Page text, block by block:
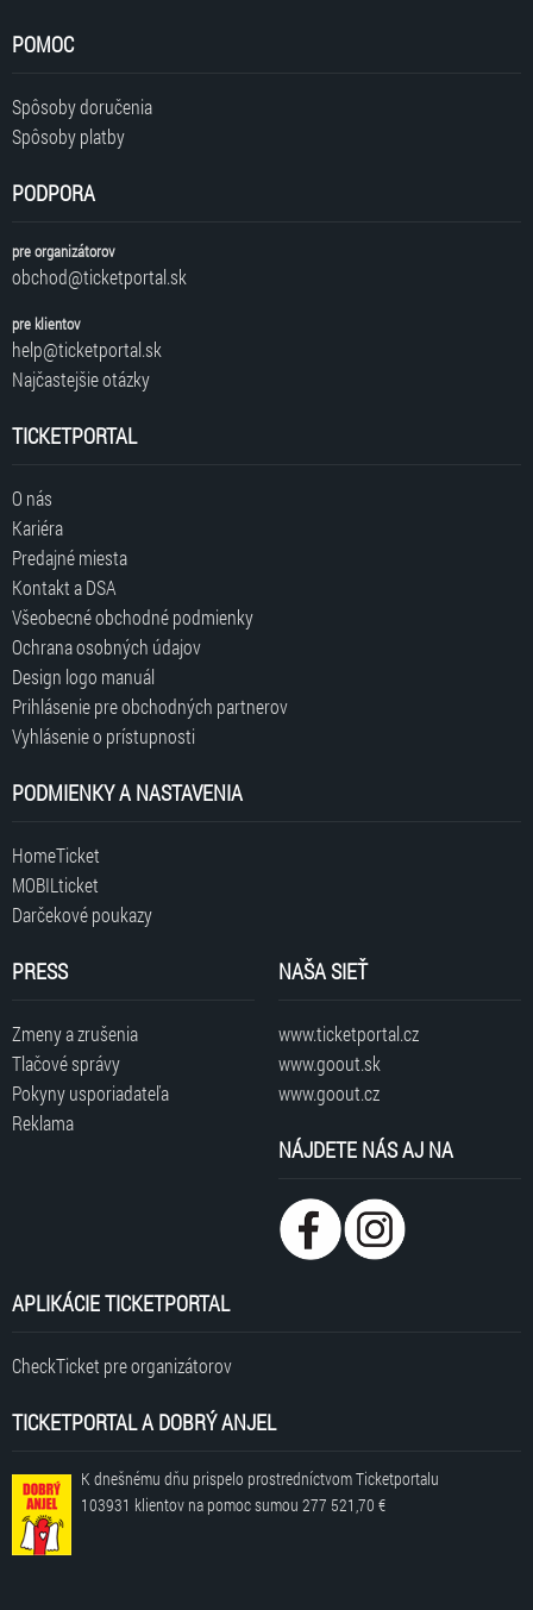
POMOC
Spôsoby doručenia
Spôsoby platby
PODPORA
pre organizátorov
obchod@ticketportal.sk
pre klientov
help@ticketportal.sk
Najčastejšie otázky
TICKETPORTAL
O nás
Kariéra
Predajné miesta
Kontakt a DSA
Všeobecné obchodné podmienky
Ochrana osobných údajov
Design logo manuál
Prihlásenie pre obchodných partnerov
Vyhlásenie o prístupnosti
PODMIENKY A NASTAVENIA
HomeTicket
MOBILticket
Darčekové poukazy
PRESS
Zmeny a zrušenia
Tlačové správy
Pokyny usporiadateľa
Reklama
NAŠA SIEŤ
www.ticketportal.cz
www.goout.sk
www.goout.cz
NÁJDETE NÁS AJ NA
APLIKÁCIE TICKETPORTAL
CheckTicket pre organizátorov
TICKETPORTAL A DOBRÝ ANJEL
K dnešnému dňu prispelo prostredníctvom Ticketportalu
103931 klientov na pomoc sumou 277 521,70 €